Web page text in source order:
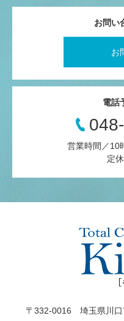
お問い
お
電話
営業時間／10
定
〒332-0016 埼玉県川